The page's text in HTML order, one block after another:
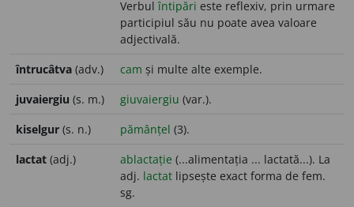
Verbulîntipări este reflexiv, prin urmare
participiul său nu poate avea valoare
adjectivală.
întrucâtva (adv.) cam și multe alte exemple.
juvaiergiu (s. m.) giuvaiergiu (var.).
kiselgur (s. n.) pămânțel (3).
lactat (adj.) ablactație (...alimentația ... lactată...). La
adj. lactat lipsește exact forma de fem.
sg.